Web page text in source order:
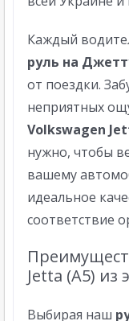
Каждый
руль на
от поездки.
неприятных
Volkswagen
нужно, чтобы
вашему
идеальное
соответствие
Jetta (A5) из
Выбирая наш